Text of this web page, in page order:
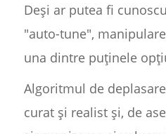
Deși ar putea fi
"auto-tune",
una dintre puținele
Algoritmul de
curat și realist și, de